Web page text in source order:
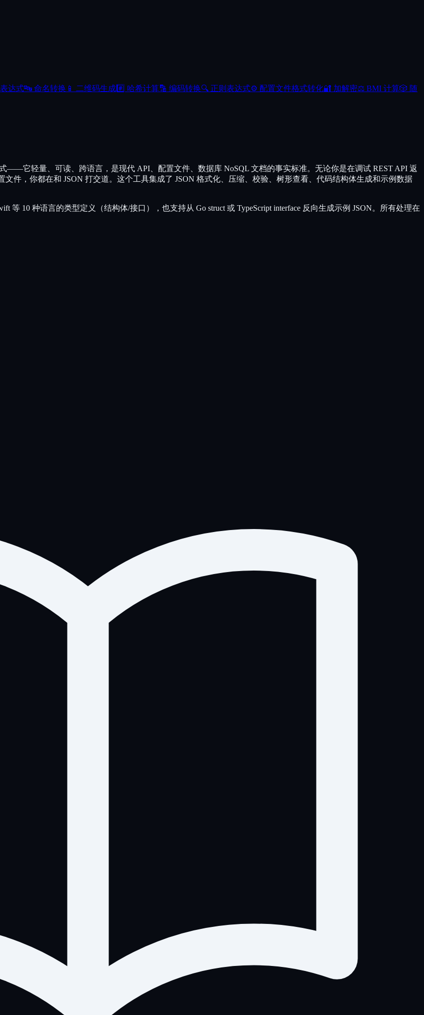
达式🔤 命名转换 📱 二维码生成#️⃣ 哈希计算🔡 编码转换🔍 正则表达式⚙️ 配置文件格式转化🔐 加解密⚖️ BMI 计算🎲 随
式——它轻量、可读、跨语言，是现代 API、配置文件、数据库 NoSQL 文档的事实标准。无论你是在调试 REST API 返
件，你都在和 JSON 打交道。这个工具集成了 JSON 格式化、压缩、校验、树形查看、代码结构体生成和示例数据
等 10 种语言的类型定义（结构体/接口），也支持从 Go struct 或 TypeScript interface 反向生成示例 JSON。所有处理在